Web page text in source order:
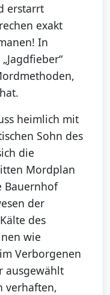
erstarrt
exakt
In
heimlich mit
Sohn des
die
Mordplan
Bauernhof
der
des
wie
Verborgenen
ausgewählt
verhaften,